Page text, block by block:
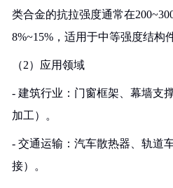
类合金的抗拉强度通常在
8%~15%，适用于中等强度结构
（2）应用领域
- 建筑行业：门窗框架、幕墙支
加工）。
- 交通运输：汽车散热器、轨道
接）。